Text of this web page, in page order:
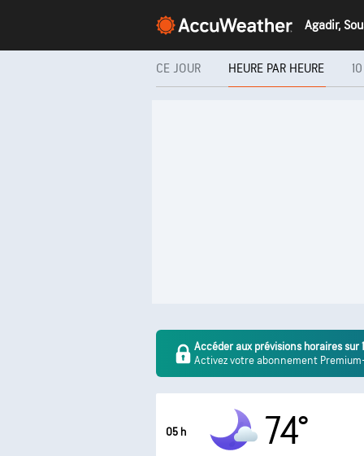
Agadir,
CE JOUR HEURE PAR HEURE
Accéder aux prévisions horaires sur
Activez votre abonnement
05 h 74°